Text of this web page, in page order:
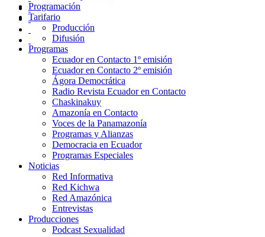
Programación
Tarifario
Producción
Difusión
Programas
Ecuador en Contacto 1º emisión
Ecuador en Contacto 2º emisión
Ágora Democrática
Radio Revista Ecuador en Contacto
Chaskinakuy
Amazonía en Contacto
Voces de la Panamazonía
Programas y Alianzas
Democracia en Ecuador
Programas Especiales
Noticias
Red Informativa
Red Kichwa
Red Amazónica
Entrevistas
Producciones
Podcast Sexualidad